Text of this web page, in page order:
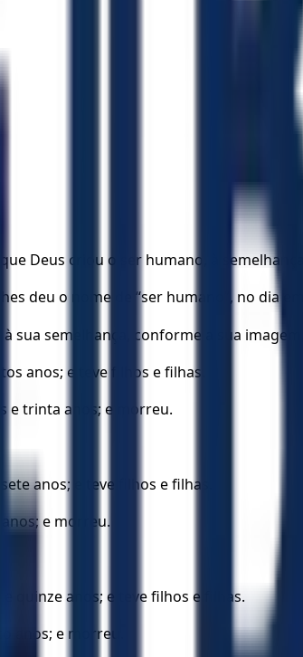
Deus criou o ser humano, à
deu o nome de “ser humano”, no dia
sua semelhança, conforme a sua
anos; e teve filhos e filhas.
e trinta anos; e morreu.
anos; e teve filhos e filhas.
e morreu.
quinze anos; e teve filhos e filhas.
anos; e morreu.